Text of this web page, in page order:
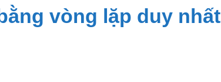
vòng lặp duy nhất